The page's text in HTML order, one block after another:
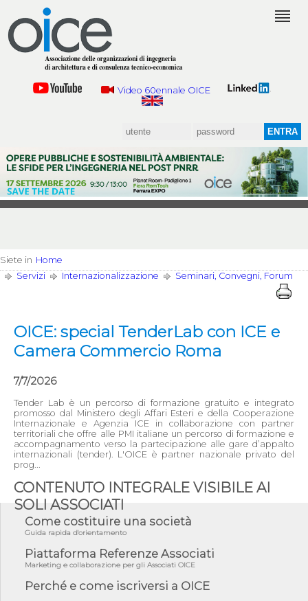
Video 60ennale OICE
Siete in Home
Servizi
Internazionalizzazione Seminari, Convegni, Forum
OICE: special TenderLab con ICE e
Camera Commercio Roma
7/7/2026
Tender Lab è un percorso di formazione gratuito e integrato
promosso dal Ministero degli Affari Esteri e della Cooperazione
Internazionale e Agenzia ICE in collaborazione con partner
territoriali che offre alle PMI italiane un percorso di formazione e
accompagnamento verso la partecipazione alle gare d’appalto
internazionali (tender). L'OICE è partner nazionale privato del
prog...
CONTENUTO INTEGRALE VISIBILE AI
SOLI ASSOCIATI
Come costituire una società
Guida rapida d'orientamento
Piattaforma Referenze Associati
Marketing e collaborazione per gli Associati OICE
Perché e come iscriversi a OICE